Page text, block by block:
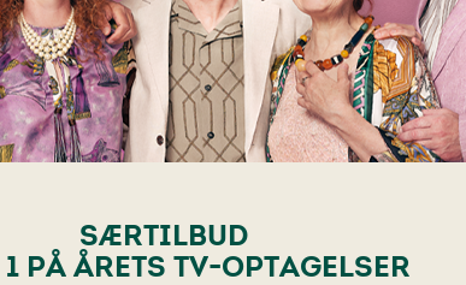
SÆRTILBUD
1 PÅ ÅRETS TV-OPTAGELSER